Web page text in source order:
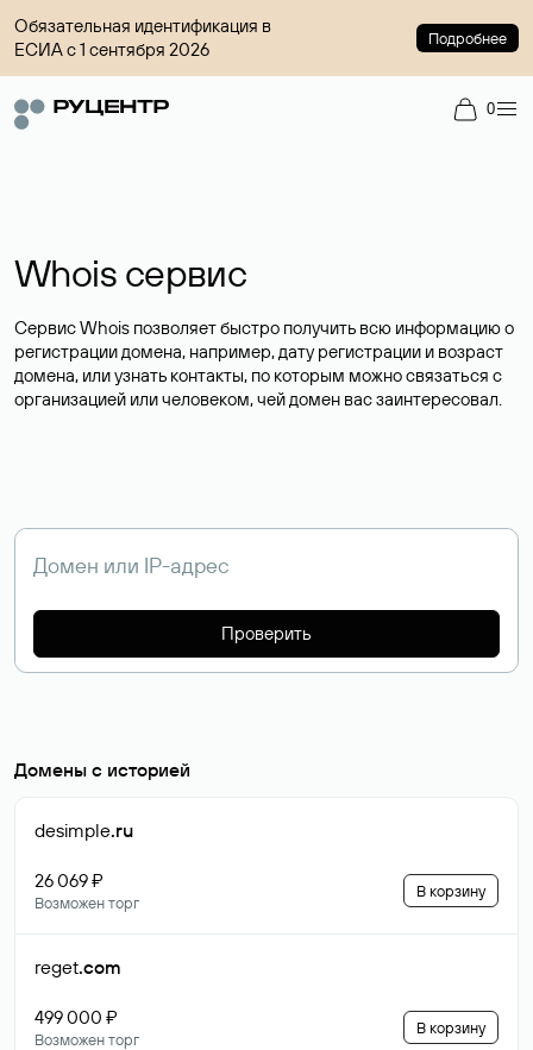
Обязательная идентификация в
ЕСИА с 1 сентября 2026
Подробнее
0
Whois сервис
Сервис Whois позволяет быстро получить всю информацию о
регистрации домена, например, дату регистрации и возраст
домена, или узнать контакты, по которым можно связаться с
организацией или человеком, чей домен вас заинтересовал.
Проверить
Домены с историей
desimple.ru
26 069 ₽
Возможен торг
В корзину
reget.com
499 000 ₽
Возможен торг
В корзину